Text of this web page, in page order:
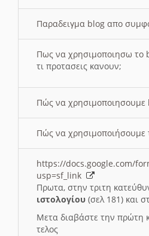
Παραδειγμα blog απο
Πως να χρησιμοποιησω το
τι προτασεις κανουν;
Πώς να χρησιμοποιησουμε
Πώς να χρησιμοποιήσουμε
https://docs.google.com/
usp=sf_link
Πρωτα, στην τριτη
ιστολογίου (σελ 181) και
Μετα διαβάστε την πρώτη
τελος